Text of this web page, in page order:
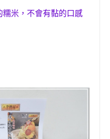
米，不會有黏的口感